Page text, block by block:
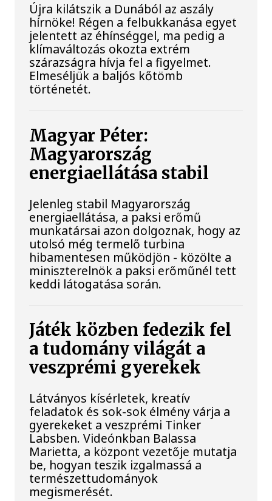
Újra kilátszik a Dunából az aszály
hírnöke! Régen a felbukkanása egyet
jelentett az éhínséggel, ma pedig a
klímaváltozás okozta extrém
szárazságra hívja fel a figyelmet.
Elmeséljük a baljós kőtömb
történetét.
Magyar Péter:
Magyarország
energiaellátása stabil
Jelenleg stabil Magyarország
energiaellátása, a paksi erőmű
munkatársai azon dolgoznak, hogy az
utolsó még termelő turbina
hibamentesen működjön - közölte a
miniszterelnök a paksi erőműnél tett
keddi látogatása során.
Játék közben fedezik fel
a tudomány világát a
veszprémi gyerekek
Látványos kísérletek, kreatív
feladatok és sok-sok élmény várja a
gyerekeket a veszprémi Tinker
Labsben. Videónkban Balassa
Marietta, a központ vezetője mutatja
be, hogyan teszik izgalmassá a
természettudományok
megismerését.